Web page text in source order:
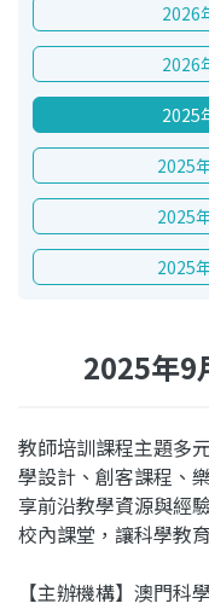
2026
2026
2025
2025
2025
2025
2025年9
教師培訓課程主題多
學設計、創客課程、
享前沿教學資源與經
校內課堂，讓科學教
【主辦機構】澳門科